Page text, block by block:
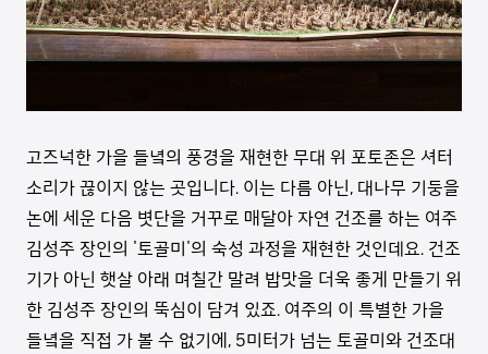
고즈넉한 가을 들녘의 풍경을 재현한 무대 위 포토존은 셔터
소리가 끊이지 않는 곳입니다. 이는 다름 아닌, 대나무 기둥을
논에 세운 다음 볏단을 거꾸로 매달아 자연 건조를 하는 여주
김성주 장인의 '토골미'의 숙성 과정을 재현한 것인데요. 건조
기가 아닌 햇살 아래 며칠간 말려 밥맛을 더욱 좋게 만들기 위
한 김성주 장인의 뚝심이 담겨 있죠. 여주의 이 특별한 가을
들녘을 직접 가 볼 수 없기에, 5미터가 넘는 토골미와 건조대